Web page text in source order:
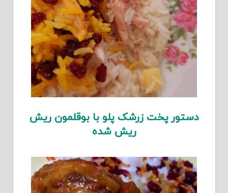
دستور پخت زرشک پلو با بوقلمون ریش
ریش شده